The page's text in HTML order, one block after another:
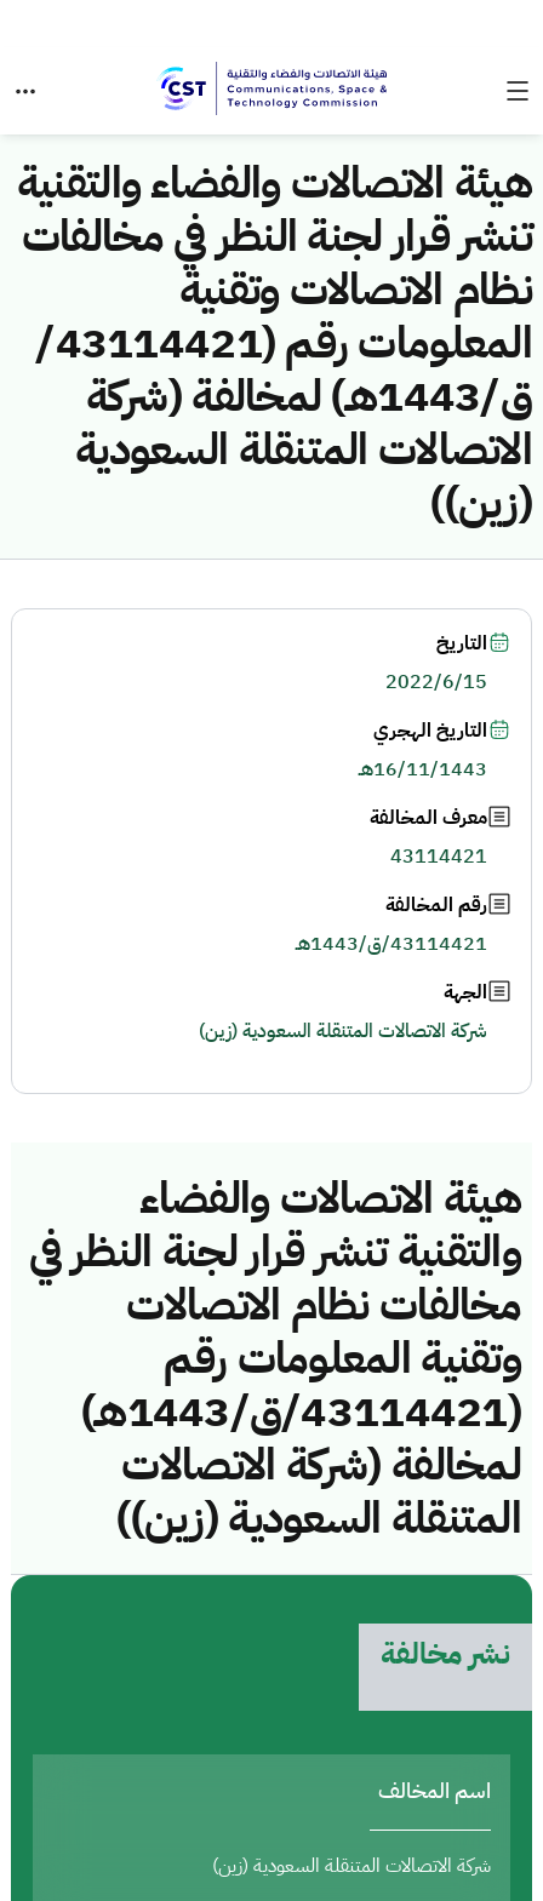
هيئة الاتصالات والفضاء والتقنية
تنشر قرار لجنة النظر في مخالفات
نظام الاتصالات وتقنية
المعلومات رقم (43114421/
ق/1443هـ) لمخالفة (شركة
الاتصالات المتنقلة السعودية
(زين))
هيئة الاتصالات والفضاء
والتقنية تنشر قرار لجنة النظر في
مخالفات نظام الاتصالات
وتقنية المعلومات رقم
(43114421/ق/1443هـ)
لمخالفة (شركة الاتصالات
المتنقلة السعودية (زين))
نشر مخالفة
اسم المخالف
شركة الاتصالات المتنقلة السعودية (زين)
التاريخ
2022/6/15
التاريخ الهجري
16/11/1443هـ
معرف المخالفة
43114421
رقم المخالفة
43114421/ق/1443هـ
الجهة
شركة الاتصالات المتنقلة السعودية (زين)